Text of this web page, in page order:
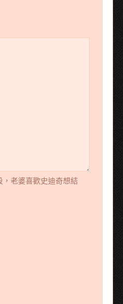
老婆喜歡史迪奇想結